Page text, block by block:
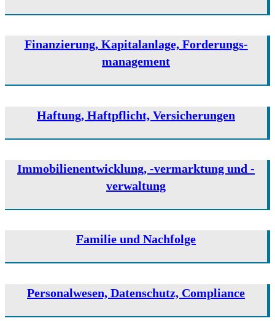
Finanzierung, Kapitalanlage, Forderungs­­­
management
Haftung, Haftpflicht, Versicherungen
Immobilien­­­­­entwicklung, -vermarktung und -
verwaltung
Familie und Nachfolge
Personalwesen, Datenschutz, Compliance